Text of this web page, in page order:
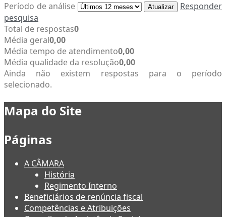
Período de análise
Atualizar
Responder
pesquisa
Total de respostas0
Média geral0,00
Média tempo de atendimento0,00
Média qualidade da resolução0,00
Ainda não existem respostas para o período
selecionado.
Mapa do Site
Páginas
A CÂMARA
História
Regimento Interno
Beneficiários de renúncia fiscal
Competências e Atribuições